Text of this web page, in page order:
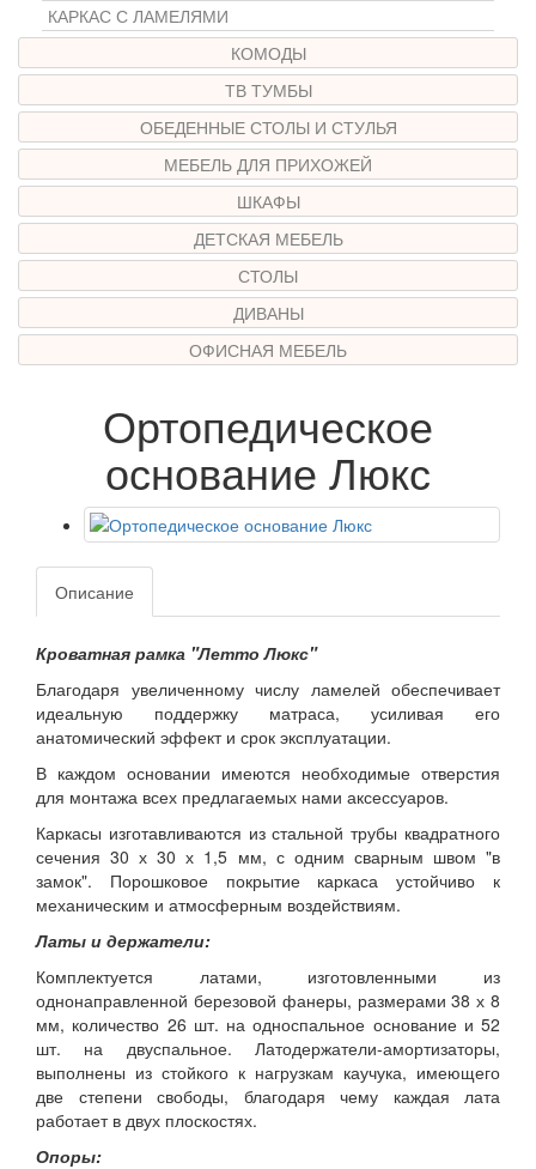
КАРКАС С ЛАМЕЛЯМИ
КОМОДЫ
ТВ ТУМБЫ
ОБЕДЕННЫЕ СТОЛЫ И СТУЛЬЯ
МЕБЕЛЬ ДЛЯ ПРИХОЖЕЙ
ШКАФЫ
ДЕТСКАЯ МЕБЕЛЬ
СТОЛЫ
ДИВАНЫ
ОФИСНАЯ МЕБЕЛЬ
Ортопедическое
основание Люкс
Описание
Кроватная рамка "Летто Люкс"
Благодаря увеличенному числу ламелей обеспечивает
идеальную поддержку матраса, усиливая его
анатомический эффект и срок эксплуатации.
В каждом основании имеются необходимые отверстия
для монтажа всех предлагаемых нами аксессуаров.
Каркасы изготавливаются из стальной трубы квадратного
сечения 30 х 30 х 1,5 мм, с одним сварным швом "в
замок". Порошковое покрытие каркаса устойчиво к
механическим и атмосферным воздействиям.
Латы и держатели:
Комплектуется латами, изготовленными из
однонаправленной березовой фанеры, размерами 38 х 8
мм, количество 26 шт. на односпальное основание и 52
шт. на двуспальное. Латодержатели-амортизаторы,
выполнены из стойкого к нагрузкам каучука, имеющего
две степени свободы, благодаря чему каждая лата
работает в двух плоскостях.
Опоры: